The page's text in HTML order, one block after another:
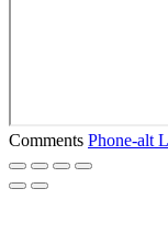
Comments Phone-alt